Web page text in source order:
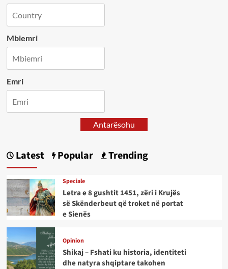
Mbiemri
Emri
Antarësohu
Latest Popular Trending
Speciale
Letra e 8 gushtit 1451, zëri i Krujës
së Skënderbeut që troket në portat
e Sienës
Opinion
Shikaj – Fshati ku historia, identiteti
dhe natyra shqiptare takohen